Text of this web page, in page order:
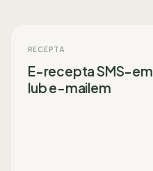
RECEPTA
E-recepta SMS-em
lub e-mailem